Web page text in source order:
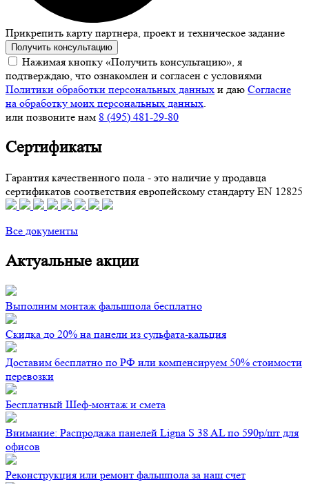
Прикрепить карту партнера, проект и техническое задание
Получить консультацию
Нажимая кнопку «Получить консультацию», я
подтверждаю, что ознакомлен и согласен с условиями
Политики обработки персональных данных и даю Согласие
на обработку моих персональных данных.
или позвоните нам 8 (495) 481-29-80
Сертификаты
Гарантия качественного пола - это наличие у продавца
сертификатов соответствия европейскому стандарту EN 12825
Все документы
Актуальные акции
Выполним монтаж фальшпола бесплатно
Скидка до 20% на панели из сульфата-кальция
Доставим бесплатно по РФ или компенсируем 50% стоимости
перевозки
Бесплатный Шеф-монтаж и смета
Внимание: Распродажа панелей Ligna S 38 AL по 590р/шт для
офисов
Реконструкция или ремонт фальшпола за наш счет